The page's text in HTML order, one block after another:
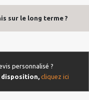
sur le long terme ?
personnalisé ?
disposition, cliquez ici